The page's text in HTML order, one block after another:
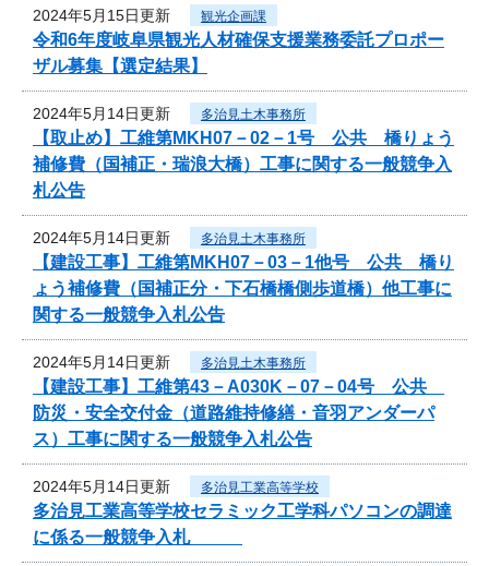
2024年5月15日更新 観光企画課
令和6年度岐阜県観光人材確保支援業務委託プロポー
ザル募集【選定結果】
2024年5月14日更新 多治見土木事務所
【取止め】工維第MKH07－02－1号 公共 橋りょう
補修費（国補正・瑞浪大橋）工事に関する一般競争入
札公告
2024年5月14日更新 多治見土木事務所
【建設工事】工維第MKH07－03－1他号 公共 橋り
ょう補修費（国補正分・下石橋橋側歩道橋）他工事に
関する一般競争入札公告
2024年5月14日更新 多治見土木事務所
【建設工事】工維第43－A030K－07－04号 公共
防災・安全交付金（道路維持修繕・音羽アンダーパ
ス）工事に関する一般競争入札公告
2024年5月14日更新 多治見工業高等学校
多治見工業高等学校セラミック工学科パソコンの調達
に係る一般競争入札